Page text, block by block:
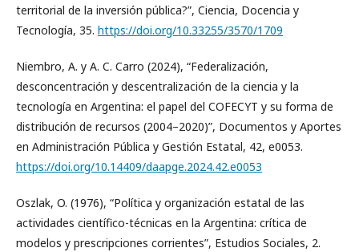
territorial de la inversión pública?”, Ciencia, Docencia y
Tecnología, 35. https://doi.org/10.33255/3570/1709
Niembro, A. y A. C. Carro (2024), “Federalización,
desconcentración y descentralización de la ciencia y la
tecnología en Argentina: el papel del COFECYT y su forma de
distribución de recursos (2004–2020)”, Documentos y Aportes
en Administración Pública y Gestión Estatal, 42, e0053.
https://doi.org/10.14409/daapge.2024.42.e0053
Oszlak, O. (1976), “Política y organización estatal de las
actividades científico-técnicas en la Argentina: crítica de
modelos y prescripciones corrientes”, Estudios Sociales, 2.